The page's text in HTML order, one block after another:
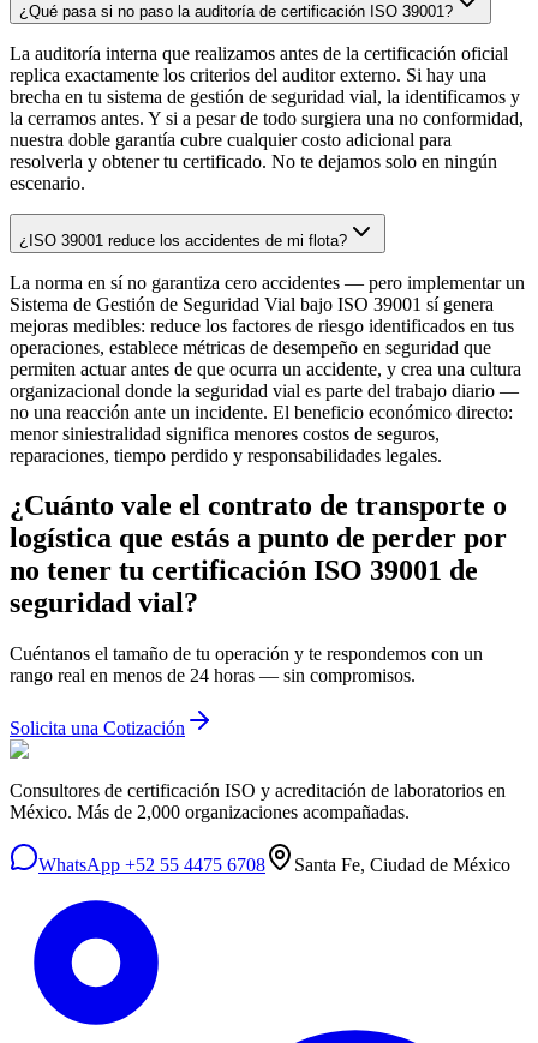
¿Qué pasa si no paso la auditoría de certificación ISO 39001?
La auditoría interna que realizamos antes de la certificación oficial
replica exactamente los criterios del auditor externo. Si hay una
brecha en tu sistema de gestión de seguridad vial, la identificamos y
la cerramos antes. Y si a pesar de todo surgiera una no conformidad,
nuestra doble garantía cubre cualquier costo adicional para
resolverla y obtener tu certificado. No te dejamos solo en ningún
escenario.
¿ISO 39001 reduce los accidentes de mi flota?
La norma en sí no garantiza cero accidentes — pero implementar un
Sistema de Gestión de Seguridad Vial bajo ISO 39001 sí genera
mejoras medibles: reduce los factores de riesgo identificados en tus
operaciones, establece métricas de desempeño en seguridad que
permiten actuar antes de que ocurra un accidente, y crea una cultura
organizacional donde la seguridad vial es parte del trabajo diario —
no una reacción ante un incidente. El beneficio económico directo:
menor siniestralidad significa menores costos de seguros,
reparaciones, tiempo perdido y responsabilidades legales.
¿Cuánto vale el contrato de transporte o
logística que estás a punto de perder por
no tener tu certificación ISO 39001 de
seguridad vial?
Cuéntanos el tamaño de tu operación y te respondemos con un
rango real en menos de 24 horas — sin compromisos.
Solicita una Cotización
Consultores de certificación ISO y acreditación de laboratorios en
México. Más de 2,000 organizaciones acompañadas.
WhatsApp +52 55 4475 6708 Santa Fe, Ciudad de México